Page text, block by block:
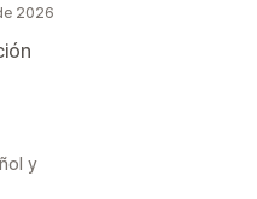
2026
y